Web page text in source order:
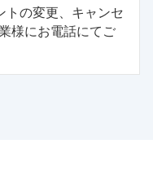
トの変更、キャンセ
様にお電話にてご